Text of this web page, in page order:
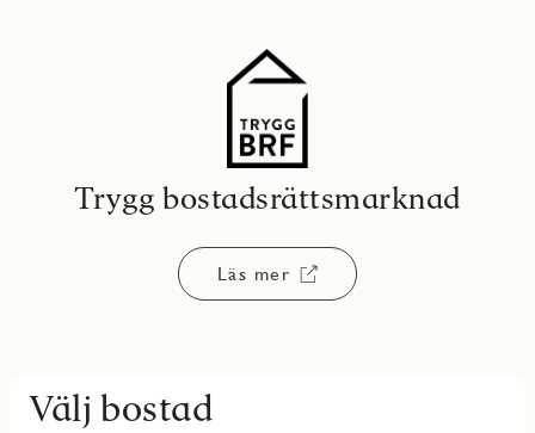
Trygg bostadsrättsmarknad
Läs mer
Välj bostad